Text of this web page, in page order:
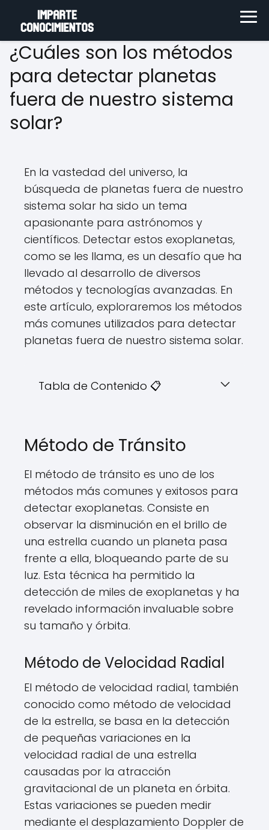
¿Cuáles son los métodos
para detectar planetas
fuera de nuestro sistema
solar?
En la vastedad del universo, la
búsqueda de planetas fuera de nuestro
sistema solar ha sido un tema
apasionante para astrónomos y
científicos. Detectar estos exoplanetas,
como se les llama, es un desafío que ha
llevado al desarrollo de diversos
métodos y tecnologías avanzadas. En
este artículo, exploraremos los métodos
más comunes utilizados para detectar
planetas fuera de nuestro sistema solar.
Tabla de Contenido 📋
Método de Tránsito
El método de tránsito es uno de los
métodos más comunes y exitosos para
detectar exoplanetas. Consiste en
observar la disminución en el brillo de
una estrella cuando un planeta pasa
frente a ella, bloqueando parte de su
luz. Esta técnica ha permitido la
detección de miles de exoplanetas y ha
revelado información invaluable sobre
su tamaño y órbita.
Método de Velocidad Radial
El método de velocidad radial, también
conocido como método de velocidad
de la estrella, se basa en la detección
de pequeñas variaciones en la
velocidad radial de una estrella
causadas por la atracción
gravitacional de un planeta en órbita.
Estas variaciones se pueden medir
mediante el desplazamiento Doppler de